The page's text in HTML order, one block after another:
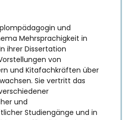
und
Mehrsprachigkeit in
ihrer Dissertation
von
und Kitafachkräften über
Sie vertritt das
und
Studiengänge und in